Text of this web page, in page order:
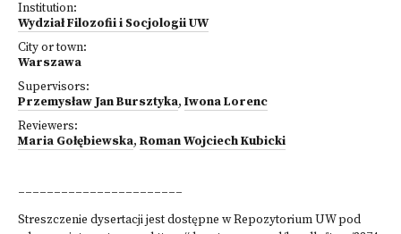
Institution:
Wydział Filozofii i Socjologii UW
City or town:
Warszawa
Supervisors:
Przemysław Jan Bursztyka, Iwona Lorenc
Reviewers:
Maria Gołębiewska, Roman Wojciech Kubicki
_______________________
Streszczenie dysertacji jest dostępne w Repozytorium UW pod